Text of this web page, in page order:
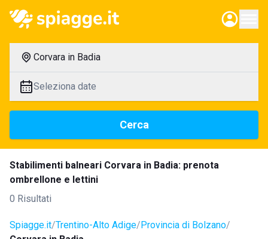
Corvara in Badia
Seleziona date
Cerca
Stabilimenti balneari Corvara in Badia: prenota
ombrellone e lettini
0 Risultati
Spiagge.it Trentino-Alto Adige Provincia di Bolzano